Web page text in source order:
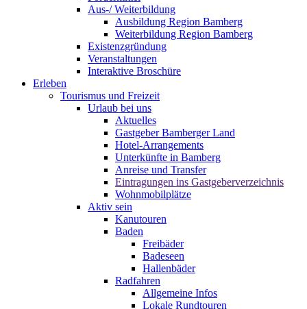
Aus-/ Weiterbildung
Ausbildung Region Bamberg
Weiterbildung Region Bamberg
Existenzgründung
Veranstaltungen
Interaktive Broschüre
Erleben
Tourismus und Freizeit
Urlaub bei uns
Aktuelles
Gastgeber Bamberger Land
Hotel-Arrangements
Unterkünfte in Bamberg
Anreise und Transfer
Eintragungen ins Gastgeberverzeichnis
Wohnmobilplätze
Aktiv sein
Kanutouren
Baden
Freibäder
Badeseen
Hallenbäder
Radfahren
Allgemeine Infos
Lokale Rundtouren